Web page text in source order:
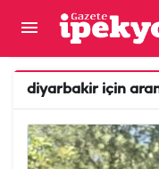
diyarbakir için